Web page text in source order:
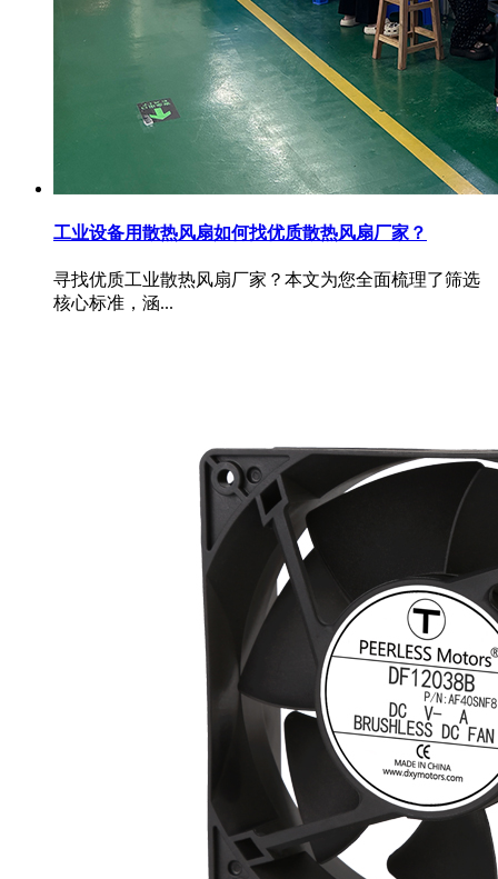
工业设备用散热风扇如何找优质散热风扇厂家？
寻找优质工业散热风扇厂家？本文为您全面梳理了筛选
核心标准，涵...